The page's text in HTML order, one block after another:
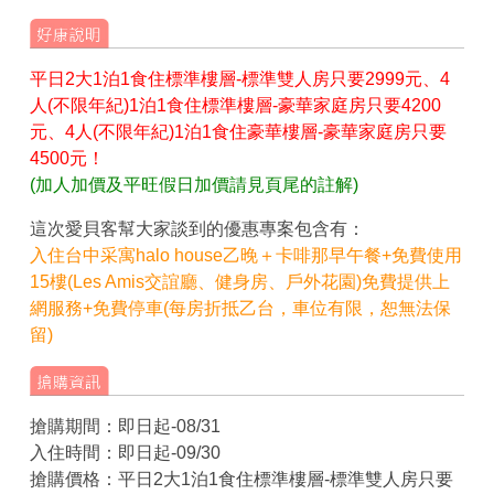
平日2大1泊1食住標準樓層-標準雙人房只要2999元、4
人(不限年紀)1泊1食住標準樓層-豪華家庭房只要4200
元、4人(不限年紀)1泊1食住豪華樓層-豪華家庭房只要
4500元！
(加人加價及平旺假日加價請見頁尾的註解)
這次愛貝客幫大家談到的優惠專案包含有：
入住台中采寓halo house乙晚＋卡啡那早午餐+免費使用
15樓(Les Amis交誼廳、健身房、戶外花園)免費提供上
網服務+免費停車(每房折抵乙台，車位有限，恕無法保
留)
搶購期間：即日起-08/31
入住時間：即日起-09/30
搶購價格：平日2大1泊1食住標準樓層-標準雙人房只要